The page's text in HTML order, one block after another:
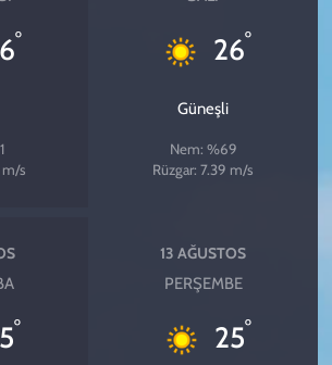
°
s
26°
Güneşli
Nem: %69
Rüzgar: 7.39 m/s
°
13 AĞUSTOS
PERŞEMBE
25°